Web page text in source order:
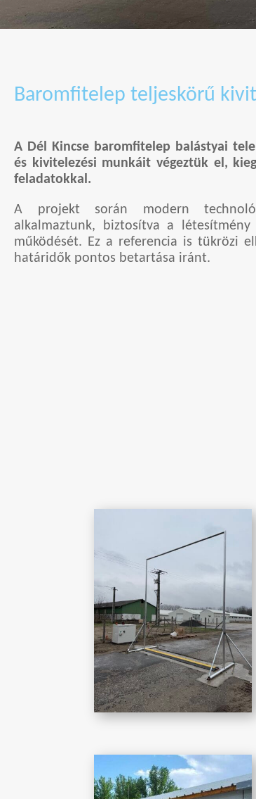
Baromfitelep teljeskörű
A Dél Kincse baromfitelep balástyai
és kivitelezési munkáit végeztük el,
feladatokkal.
A projekt során modern
alkalmaztunk, biztosítva a
működését. Ez a referencia is tükrözi
határidők pontos betartása iránt.